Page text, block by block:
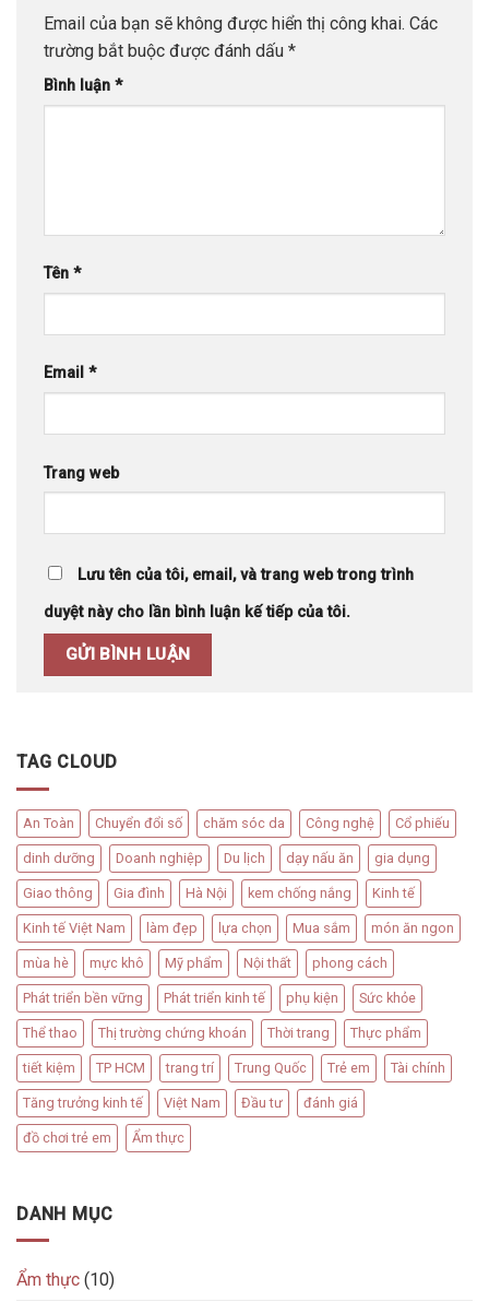
Email của bạn sẽ không được hiển thị công khai. Các
trường bắt buộc được đánh dấu *
Bình luận *
Tên *
Email *
Trang web
Lưu tên của tôi, email, và trang web trong trình
duyệt này cho lần bình luận kế tiếp của tôi.
TAG CLOUD
An Toàn Chuyển đổi số chăm sóc da Công nghệ Cổ phiếu
dinh dưỡng Doanh nghiệp Du lịch dạy nấu ăn gia dụng
Giao thông Gia đình Hà Nội kem chống nắng Kinh tế
Kinh tế Việt Nam làm đẹp lựa chọn Mua sắm món ăn ngon
mùa hè mực khô Mỹ phẩm Nội thất phong cách
Phát triển bền vững Phát triển kinh tế phụ kiện Sức khỏe
Thể thao Thị trường chứng khoán Thời trang Thực phẩm
tiết kiệm TP HCM trang trí Trung Quốc Trẻ em Tài chính
Tăng trưởng kinh tế Việt Nam Đầu tư đánh giá
đồ chơi trẻ em Ẩm thực
DANH MỤC
Ẩm thực (10)